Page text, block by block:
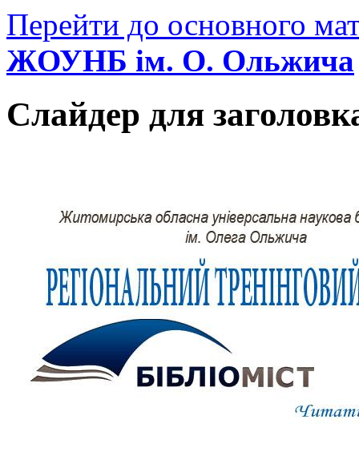
Перейти до основного
ЖОУНБ ім. О. Ольжича
Слайдер для